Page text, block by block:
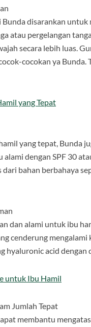
disarankan
atau pergelangan
secara lebih luas.
cocokan ya
yang Tepat
yang tepat, Bunda
alami dengan SPF 30
bahan berbahaya
dan alami untuk ibu
cenderung
hyaluronic acid
untuk Ibu Hamil
Jumlah Tepat
membantu